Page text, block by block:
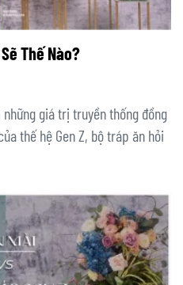
Thế Nào?
giá trị truyền thống đồng
thế hệ Gen Z, bộ tráp ăn hỏi